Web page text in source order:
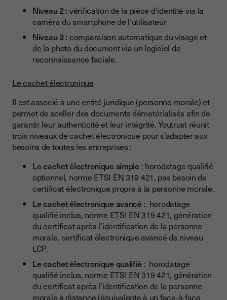
Niveau 2 : vérification de la pièce d’identité via la
caméra du smartphone de l’utilisateur
Niveau 3 : comparaison automatique du visage et
de la photo du document via un logiciel de
reconnaissance faciale.
Le cachet électronique
Il est associé à une entité juridique (personne morale) et
permet de sceller des documents dématérialisés afin de
garantir leur authenticité et leur intégrité. Youtrust réunit
trois niveaux de cachet électronique pour s’adapter aux
besoins de toutes les entreprises :
Le cachet électronique simple : horodatage qualifié
optionnel, norme ETSI EN 319 421, pas besoin de
certificat électronique propre à la personne morale.
Le cachet électronique avancé: horodatage
qualifié inclus, norme ETSI EN 319 421, génération
du certificat après l’identification de la personne
morale, certificat électronique avancé de niveau
LCP.
Le cachet électronique qualifié: horodatage
qualifié inclus, norme ETSI EN 319 421, génération
du certificat après l’identification de la personne
morale à distance (équivalente à un face-à-face